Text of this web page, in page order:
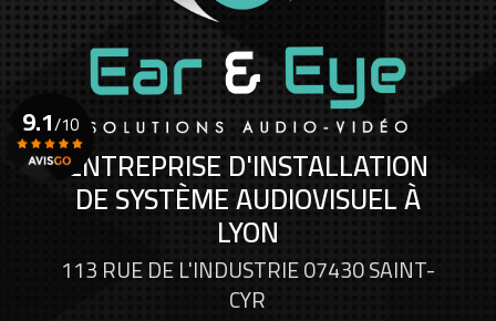
ENTREPRISE D'INSTALLATION
DE SYSTÈME AUDIOVISUEL À
LYON
113 RUE DE L'INDUSTRIE 07430 SAINT-
CYR
9.1/10
Voir le certificat